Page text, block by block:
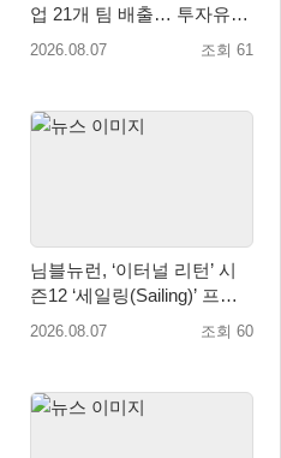
업 21개 팀 배출… 투자유치∙
매출성장 성과 눈길
2026.08.07 조회 61
님블뉴런, ‘이터널 리턴’ 시
즌12 ‘세일링(Sailing)’ 프리
시즌 시작
2026.08.07 조회 60